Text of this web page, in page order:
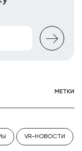
МЕТКИ
VR-НОВОСТИ